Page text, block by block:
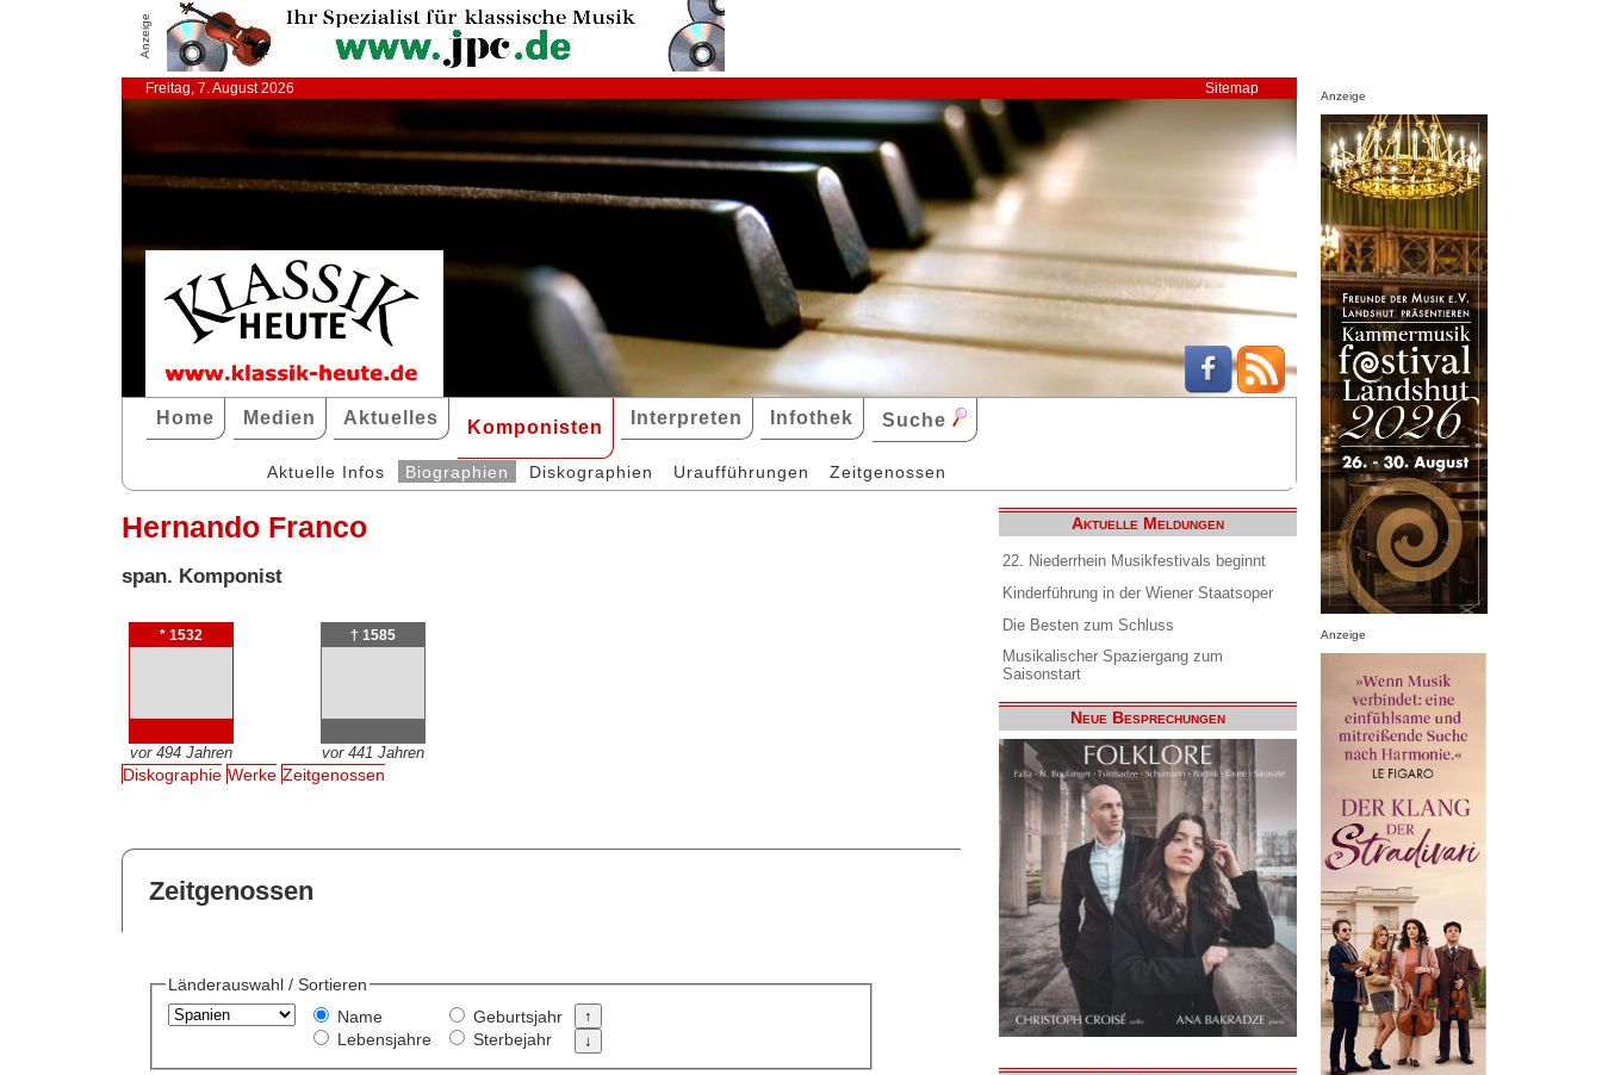
Anzeige
Freitag, 7. August 2026 Sitemap
Home Medien Aktuelles Komponisten Interpreten Infothek Suche
Aktuelle Infos Biographien Diskographien Uraufführungen Zeitgenossen
Hernando Franco
span. Komponist
* 1532
vor 494 Jahren
† 1585
vor 441 Jahren
Diskographie Werke Zeitgenossen
Zeitgenossen
Länderauswahl / Sortieren
Name
Lebensjahre
Geburtsjahr
Sterbejahr
Aktuelle Meldungen
22. Niederrhein Musikfestivals beginnt
Kinderführung in der Wiener Staatsoper
Die Besten zum Schluss
Musikalischer Spaziergang zum
Saisonstart
Neue Besprechungen
Anzeige
Anzeige